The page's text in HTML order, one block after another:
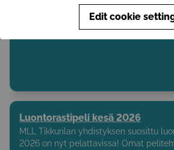
Koululaisille suunnattu
päiväleiri Siepakoiden kanssa
Nuorisoseuratalolla.
Luontorastipeli kesä 2026
MLL Tikkurilan yhdistyksen suosittu
2026 on nyt pelattavissa! Omat
Edit cookie